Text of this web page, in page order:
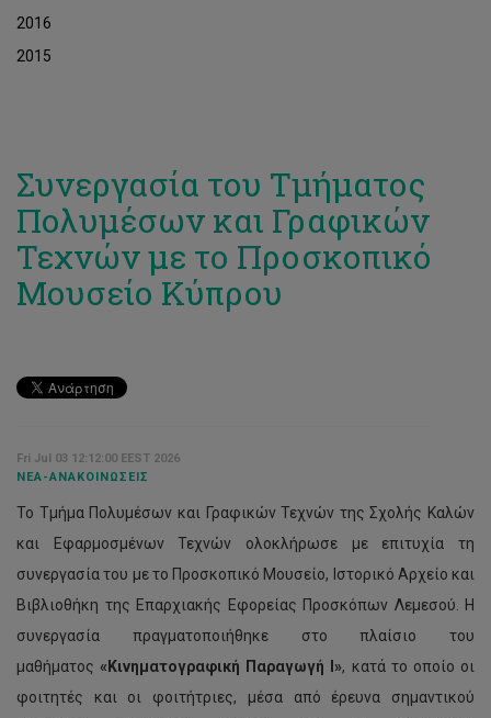
2016
2015
Συνεργασία του Τμήματος
Πολυμέσων και Γραφικών
Τεχνών με το Προσκοπικό
Μουσείο Κύπρου
Fri Jul 03 12:12:00 EEST 2026
ΝΈΑ-ΑΝΑΚΟΙΝΏΣΕΙΣ
Το Τμήμα Πολυμέσων και Γραφικών Τεχνών της Σχολής Καλών
και Εφαρμοσμένων Τεχνών ολοκλήρωσε με επιτυχία τη
συνεργασία του με το Προσκοπικό Μουσείο, Ιστορικό Αρχείο και
Βιβλιοθήκη της Επαρχιακής Εφορείας Προσκόπων Λεμεσού. Η
συνεργασία πραγματοποιήθηκε στο πλαίσιο του
μαθήματος«Κινηματογραφική Παραγωγή Ι», κατά το οποίο οι
φοιτητές και οι φοιτήτριες, μέσα από έρευνα σημαντικού